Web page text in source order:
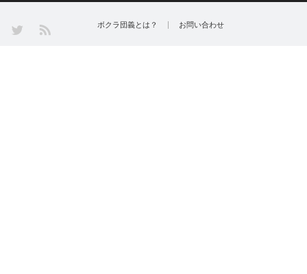
Twitter ボクラ団義とは？ お問い合わせ